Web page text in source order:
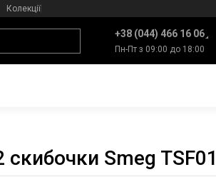
Колекції
+38 (044) 466 16 06
Пн-Пт з 09:00 до 18:00
скибочки Smeg